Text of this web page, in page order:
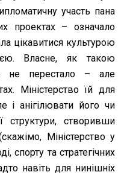
участь пана
проектах – означало
цікавитися культурою
Власне, як такою
не перестало – але
Міністерство їй для
і анігілювати його чи
структури, створивши
Міністерство у
спорту та стратегічних
навіть для нинішніх